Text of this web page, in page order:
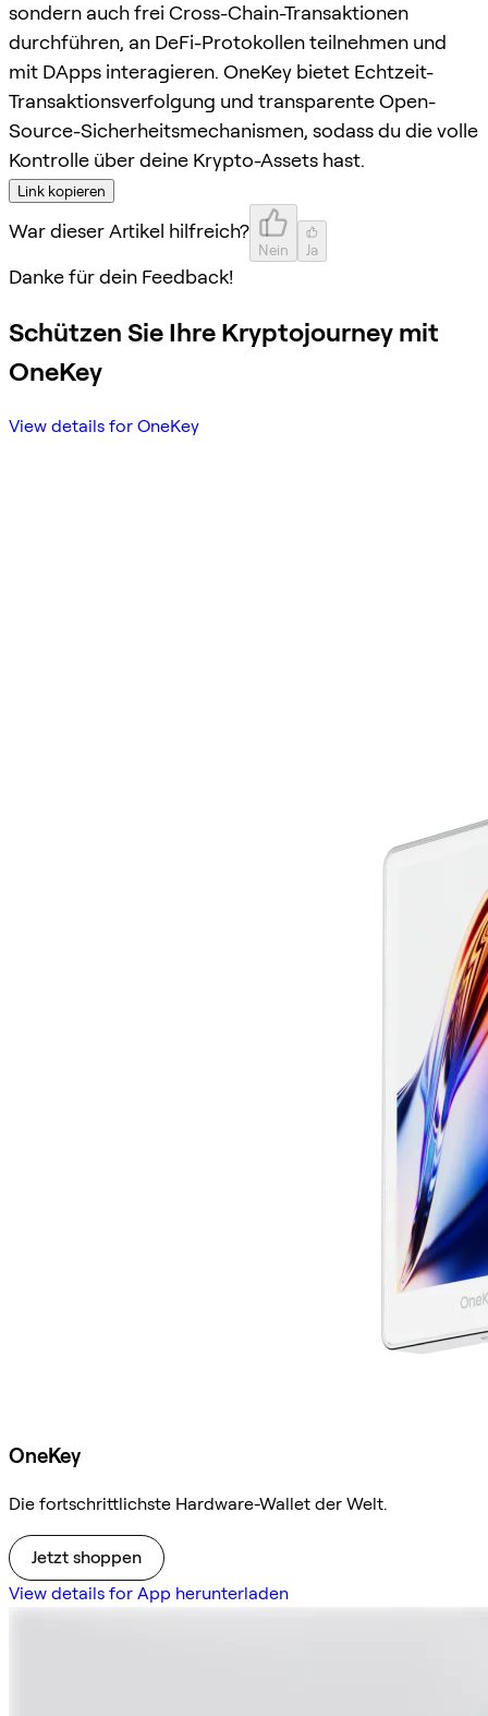
sondern auch frei Cross-Chain-Transaktionen
durchführen, an DeFi-Protokollen teilnehmen und
mit DApps interagieren. OneKey bietet Echtzeit-
Transaktionsverfolgung und transparente Open-
Source-Sicherheitsmechanismen, sodass du die volle
Kontrolle über deine Krypto-Assets hast.
Link kopieren
War dieser Artikel hilfreich?
Nein Ja
Danke für dein Feedback!
Schützen Sie Ihre Kryptojourney mit
OneKey
View details for OneKey
OneKey
Die fortschrittlichste Hardware-Wallet der Welt.
Jetzt shoppen
View details for App herunterladen